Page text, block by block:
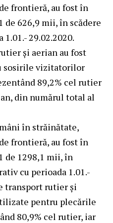
frontieră, au fost în
de 626,9 mii, în scădere
1.01.- 29.02.2020.
și aerian au fost
sosirile vizitatorilor
89,2% cel rutier
din numărul total al
în străinătate,
frontieră, au fost în
de 1298,1 mii, în
cu perioada 1.01.-
transport rutier și
pentru plecările
80,9% cel rutier, iar